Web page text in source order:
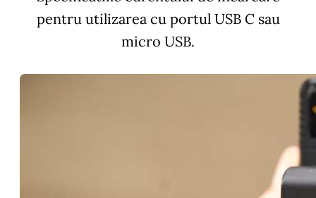
pentru utilizarea cu portul USB C sau
micro USB.